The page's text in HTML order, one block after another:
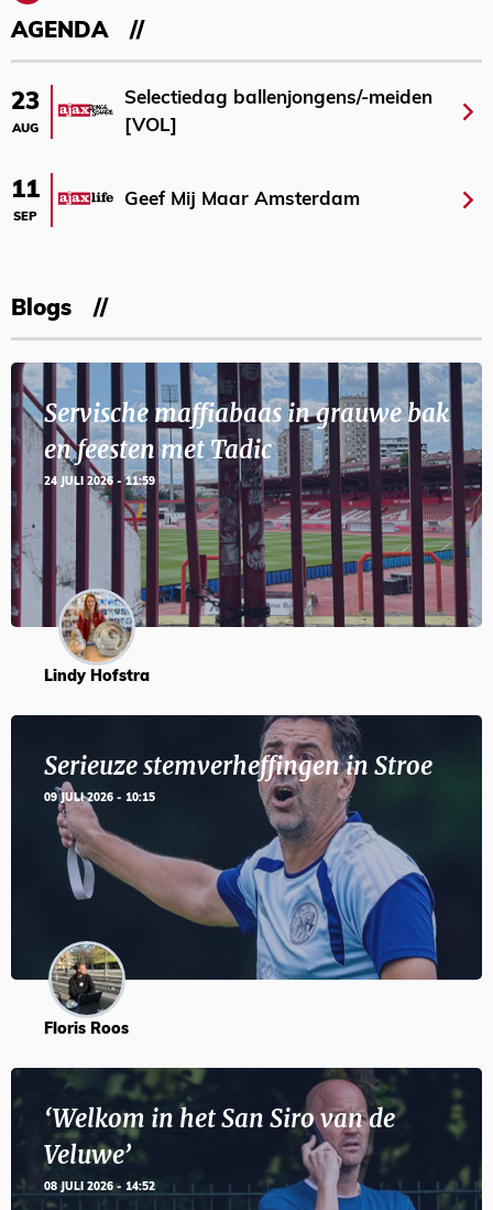
AGENDA
23
AUG
Selectiedag ballenjongens/-meiden
[VOL]
11
SEP
Geef Mij Maar Amsterdam
Blogs
Servische maffiabaas in grauwe bak
en feesten met Tadic
24 JULI 2026 - 11:59
Lindy Hofstra
Serieuze stemverheffingen in Stroe
09 JULI 2026 - 10:15
Floris Roos
‘Welkom in het San Siro van de
Veluwe’
08 JULI 2026 - 14:52